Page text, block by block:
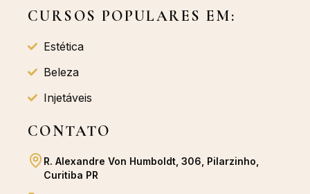
CURSOS POPULARES EM:
Estética
Beleza
Injetáveis
CONTATO
R. Alexandre Von Humboldt, 306, Pilarzinho,
Curitiba PR